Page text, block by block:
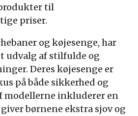
til
priser.
og køjesenge, har
udvalg af stilfulde og
Deres køjesenge er
på både sikkerhed og
modellerne inkluderer en
børnene ekstra sjov og